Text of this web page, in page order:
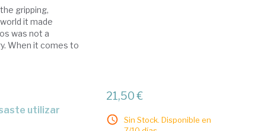
gripping,
it made
was not a
When it comes to
utilizar
21,50 €
Sin Stock. Disponible en